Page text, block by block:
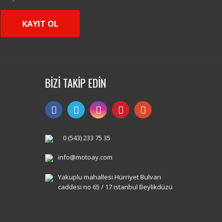
KAYIT OL
BİZİ TAKİP EDİN
0 (543) 233 75 35
info@motoay.com
Yakuplu mahallesi Hürriyet Bulvarı
caddesi no 65 / 17 istanbul Beylikdüzü